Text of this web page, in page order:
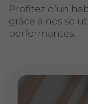
Profitez d’un
grâce à nos
performantes.